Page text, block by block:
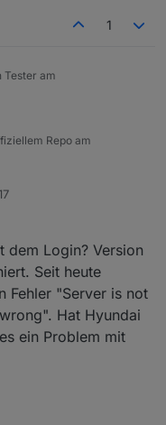
1
Tester am
Repo am
dem Login? Version
Seit heute
Fehler "Server is not
Hat Hyundai
ein Problem mit